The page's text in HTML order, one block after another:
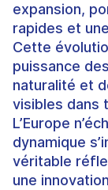
expansion,
rapides et
Cette
puissance
naturalité et
visibles dans
L’Europe
dynamique
véritable
une